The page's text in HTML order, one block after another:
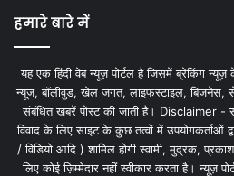
हमारे बारे में
यह एक हिंदी वेब न्यूज़ पोर्टल है जिसमें ब्रेकिंग न्यूज़
न्यूज, बॉलीवुड, खेल जगत, लाइफस्टाइल, बिजनेस,
संबंधित खबरें पोस्ट की जाती है। Disclaimer -
विवाद के लिए साइट के कुछ तत्वों में उपयोगकर्ताओं
/ विडियो आदि ) शामिल होगी स्वामी, मुद्रक,
लिए कोई ज़िम्मेदार नहीं स्वीकार करता है। न्यूज़